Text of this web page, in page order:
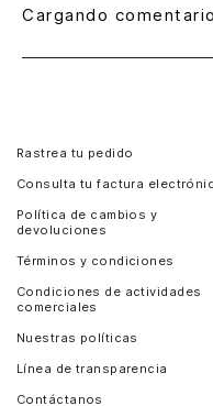
Cargando
Rastrea tu pedido
Consulta tu factura
Política de cambios y
devoluciones
Términos y condiciones
Condiciones de actividades
comerciales
Nuestras políticas
Línea de transparencia
Contáctanos